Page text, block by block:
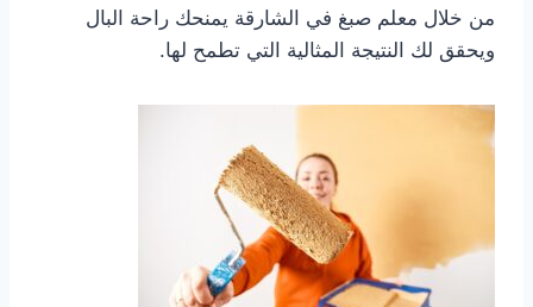
من خلال معلم صبغ في الشارقة يمنحك راحة البال
ويحقق لك النتيجة المثالية التي تطمح لها.